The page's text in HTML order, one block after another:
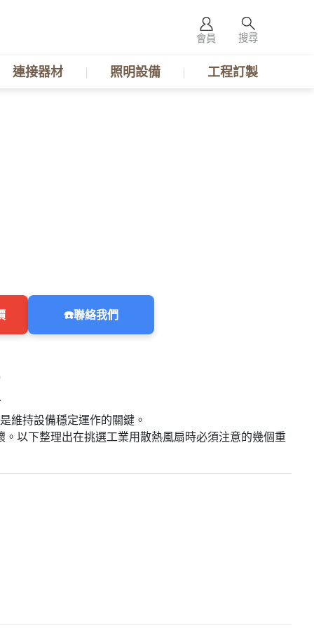
會員 搜尋
連接器材 照明設備 工程訂製
☎️聯絡我們
維持設備穩定運作的關鍵。
以下整理出在挑選工業用散熱風扇時必須注意的幾個重